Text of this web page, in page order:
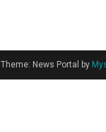
Theme: News Portal by